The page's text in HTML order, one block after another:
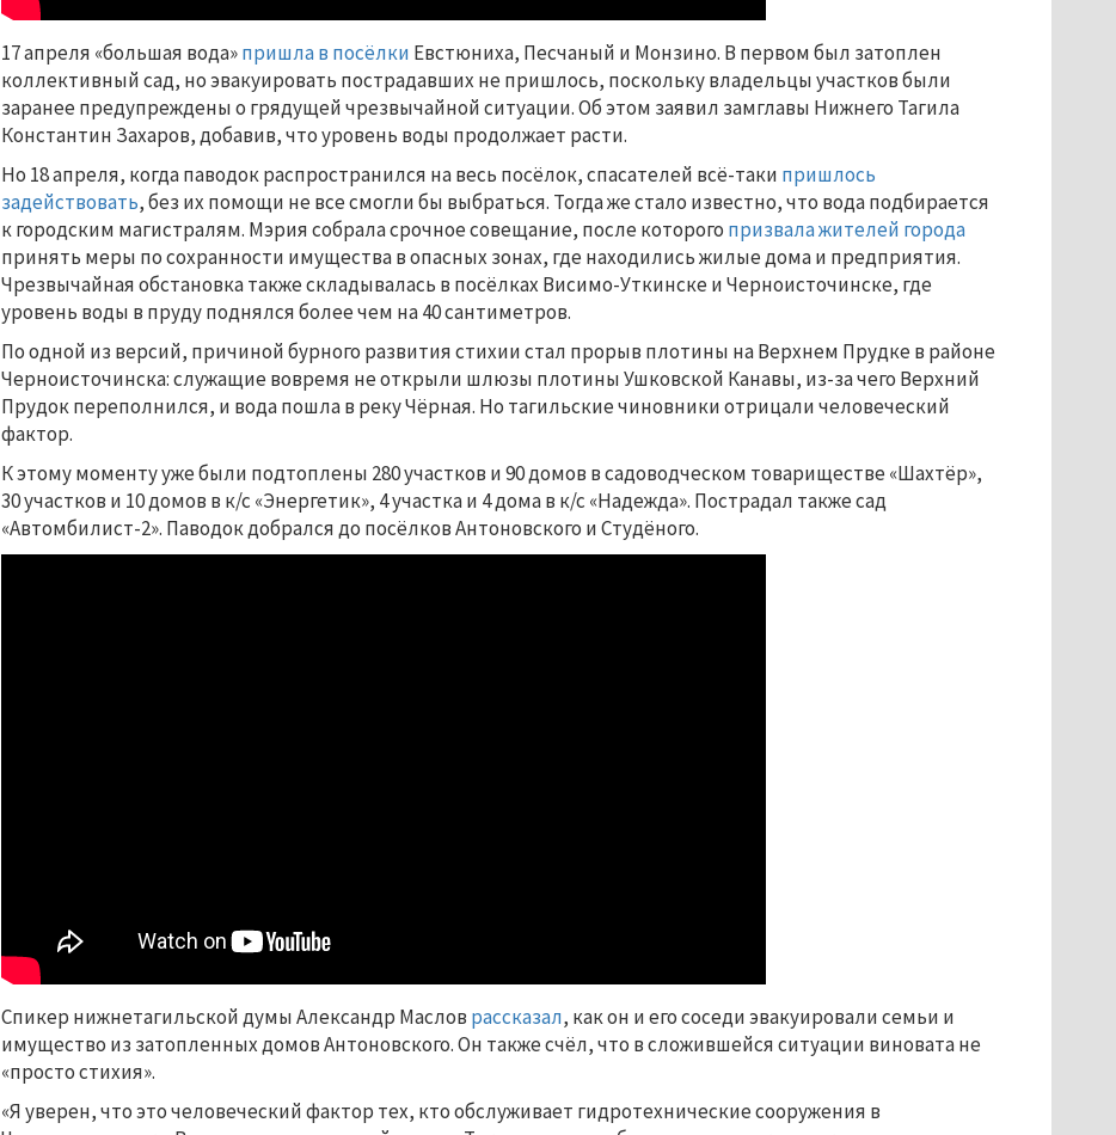
17 апреля «большая вода»пришла в посёлки Евстюниха, Песчаный и Монзино. В первом был затоплен
коллективный сад, но эвакуировать пострадавших не пришлось, поскольку владельцы участков были
заранее предупреждены о грядущей чрезвычайной ситуации. Об этом заявил замглавы Нижнего Тагила
Константин Захаров, добавив, что уровень воды продолжает расти.
Но 18 апреля, когда паводок распространился на весь посёлок, спасателей всё-таки пришлось
задействовать, без их помощи не все смогли бы выбраться. Тогда же стало известно, что вода подбирается
к городским магистралям. Мэрия собрала срочное совещание, после которого призвала жителей города
принять меры по сохранности имущества в опасных зонах, где находились жилые дома и предприятия.
Чрезвычайная обстановка также складывалась в посёлках Висимо-Уткинске и Черноисточинске, где
уровень воды в пруду поднялся более чем на 40 сантиметров.
По одной из версий, причиной бурного развития стихии стал прорыв плотины на Верхнем Прудке в районе
Черноисточинска: служащие вовремя не открыли шлюзы плотины Ушковской Канавы, из-за чего Верхний
Прудок переполнился, и вода пошла в реку Чёрная. Но тагильские чиновники отрицали человеческий
фактор.
К этому моменту уже были подтоплены 280 участков и 90 домов в садоводческом товариществе «Шахтёр»,
30 участков и 10 домов в к/с «Энергетик», 4 участка и 4 дома в к/с «Надежда». Пострадал также сад
«Автомбилист-2». Паводок добрался до посёлков Антоновского и Студёного.
Спикер нижнетагильской думы Александр Маслов рассказал, как он и его соседи эвакуировали семьи и
имущество из затопленных домов Антоновского. Он также счёл, что в сложившейся ситуации виновата не
«просто стихия».
«Я уверен, что это человеческий фактор тех, кто обслуживает гидротехнические сооружения в